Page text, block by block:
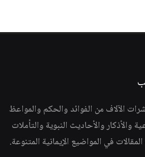
الآلاف من الفوائد والحكم والمواعظ
والأذكار والأحاديث النبوية والتأملات
في المواضيع الإيمانية المتنوعة.